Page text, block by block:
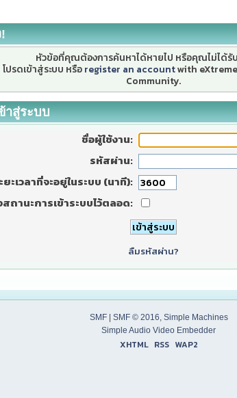
หัวข้อที่คุณต้องการค้นหาได้หายไป หรือคุณไม่ได้
โปรดเข้าสู่ระบบ หรือ register an accountwith
Community.
าสู่ระบบ
ชื่อผู้ใช้งาน:
รหัสผ่าน:
ยะเวลาที่จะอยู่ในระบบ (นาที):
สถานะการเข้าระบบไว้ตลอด:
ลืมรหัสผ่าน?
SMF| SMF © 2016, Simple Machines
Simple Audio Video Embedder
XHTML RSS WAP2